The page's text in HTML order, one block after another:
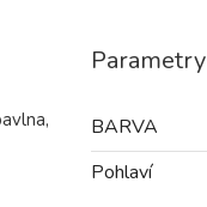
Parametry
BARVA
Pohlaví